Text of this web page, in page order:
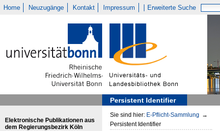
Home Neuzugänge Kontakt Impressum Erweiterte Suche
Persistent Identifier
Elektronische Publikationen aus
dem Regierungsbezirk Köln
Sie sind hier: E-Pflicht-Sammlung →
Persistent Identifier